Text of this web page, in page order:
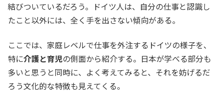
結びついているだろう。ドイツ人は、自分の仕事と認識し
たこと以外には、全く手を出さない傾向がある。
ここでは、家庭レベルで仕事を外注するドイツの様子を、
特に介護と育児の側面から紹介する。日本が学べる部分も
多いと思うと同時に、よく考えてみると、それを妨げるだ
ろう文化的な特徴も見えてくる。